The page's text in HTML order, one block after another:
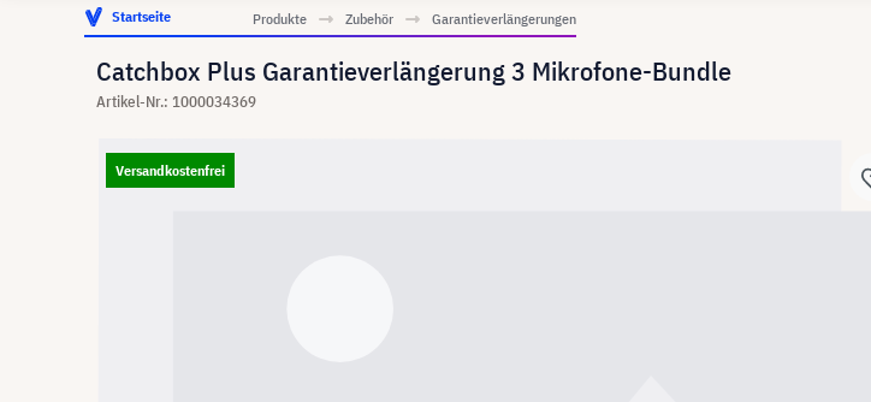
Startseite Produkte Zubehör Garantieverlängerungen
Catchbox Plus Garantieverlängerung 3 Mikrofone-Bundle
Artikel-Nr.: 1000034369
Versandkostenfrei